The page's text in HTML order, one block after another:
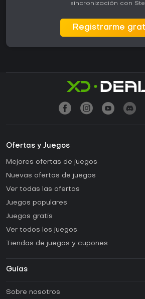
sincronización con
Registrarme
Ofertas y Juegos
Mejores ofertas de juegos
Nuevas ofertas de juegos
Ver todas las ofertas
Juegos populares
Juegos gratis
Ver todos los juegos
Tiendas de juegos y cupones
Guías
Sobre nosotros